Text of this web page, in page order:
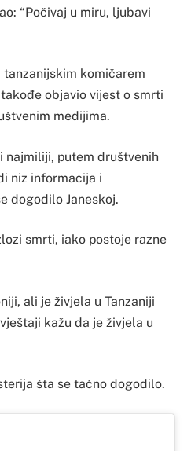
“Počivaj u miru, ljubavi
komičarem
objavio vijest o smrti
medijima.
najmiliji, putem društvenih
niz informacija i
dogodilo Janeskoj.
smrti, iako postoje razne
ali je živjela u Tanzaniji
kažu da je živjela u
šta se tačno dogodilo.